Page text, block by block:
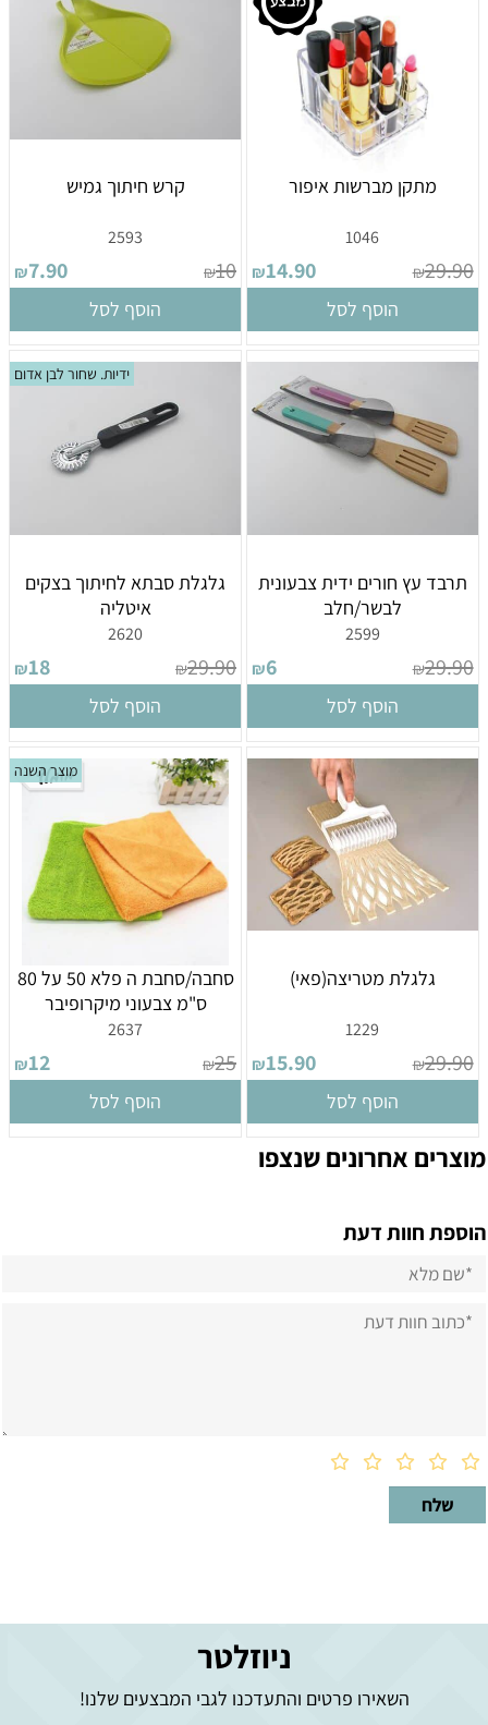
מתקן מברשות איפור
1046
₪29.90
₪14.90
הוסף לסל
קרש חיתוך גמיש
2593
₪10
₪7.90
הוסף לסל
תרבד עץ חורים ידית צבעונית
לבשר/חלב
2599
₪29.90
₪6
הוסף לסל
ידיות. שחור לבן אדום
גלגלת סבתא לחיתוך בצקים
איטליה
2620
₪29.90
₪18
הוסף לסל
גלגלת מטריצה(פאי)
1229
₪29.90
₪15.90
הוסף לסל
מוצר השנה
סחבה/סחבת ה פלא 50 על 80
ס"מ צבעוני מיקרופיבר
2637
₪25
₪12
הוסף לסל
מוצרים אחרונים שנצפו
הוספת חוות דעת
ניוזלטר
השאירו פרטים והתעדכנו לגבי המבצעים שלנו!